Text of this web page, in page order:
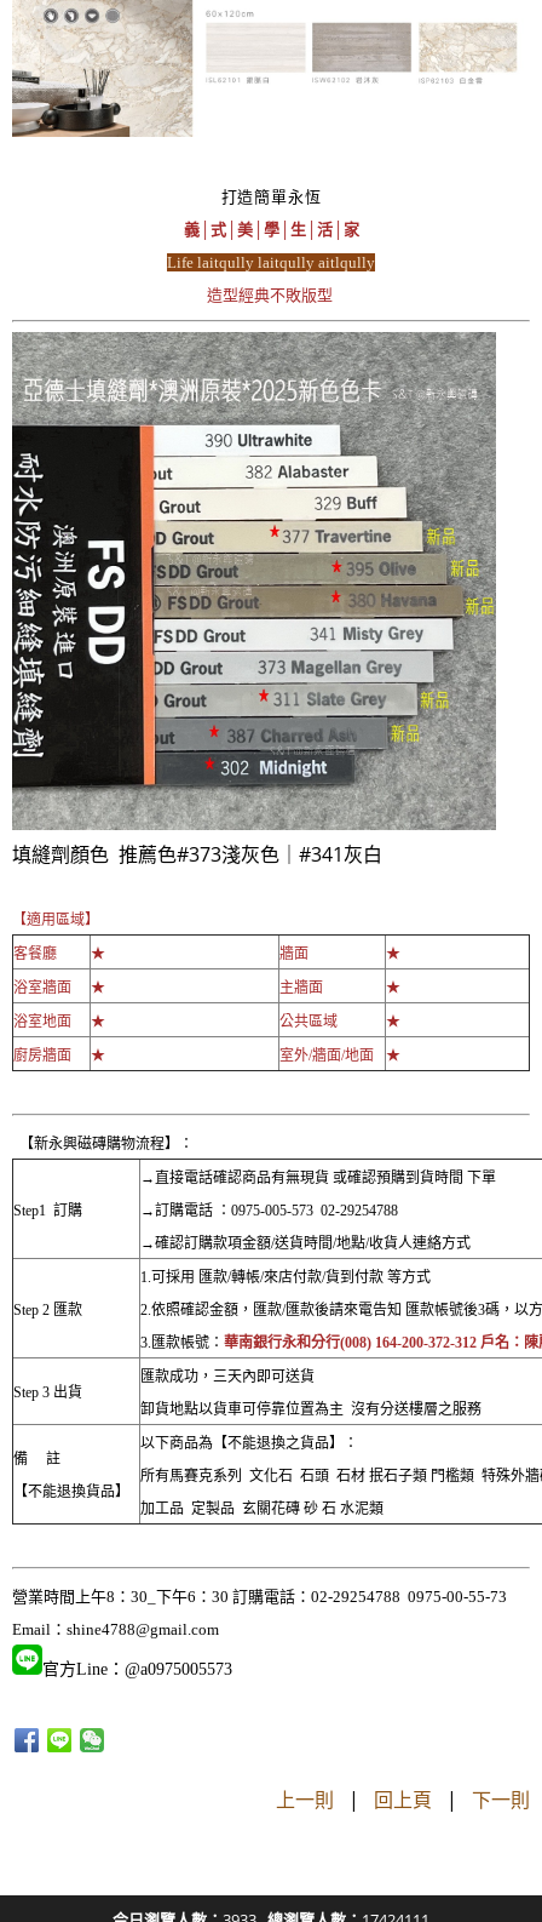
打造簡單永恆
義│式│美│學│生│活│家
Life laitqully laitqully aitlqully
造型經典不敗版型
填縫劑顏色 推薦色#373淺灰色｜#341灰白
【適用區域】
客餐廳
★ 牆面
★
浴室牆面
★ 主牆面
★
浴室地面
★ 公共區域
★
廚房牆面
★ 室外/牆面/地面 ★
【新永興磁磚購物流程】：
Step1 訂購
→直接電話確認商品有無現貨 或確認預購到貨時間 下單
→訂購電話 ：0975-005-573 02-29254788
→確認訂購款項金額/送貨時間/地點/收貨人連絡方式
Step 2 匯款
1.可採用 匯款/轉帳/來店付款/貨到付款 等方式
2.依照確認金額，匯款/匯款後請來電告知 匯款帳號後3碼，以
3.匯款帳號： 華南銀行永和分行(008) 164-200-372-312 戶名：
Step 3 出貨
匯款成功，三天內即可送貨
卸貨地點以貨車可停靠位置為主 沒有分送樓層之服務
備 註
【不能退換貨品】
以下商品為【不能退換之貨品】：
所有馬賽克系列 文化石 石頭 石材 抿石子類 門檻類 特殊外
加工品 定製品 玄關花磚 砂 石 水泥類
營業時間上午8：30_下午6：30 訂購電話：02-29254788 0975-00-55-73
Email： shine4788@gmail.com
官方Line：@a0975005573
上一則 | 回上頁 | 下一則